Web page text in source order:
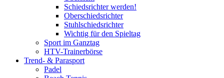
Schiedsrichter werden!
Oberschiedsrichter
Stuhlschiedsrichter
Wichtig für den Spieltag
Sport im Ganztag
HTV-Trainerbörse
Trend- & Parasport
Padel